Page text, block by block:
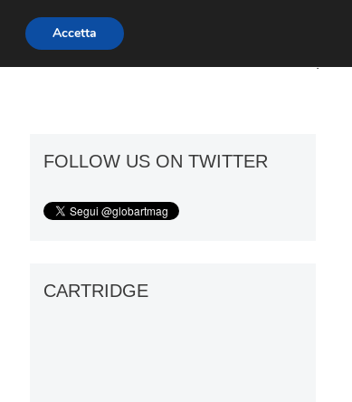
GOSSIP FIERE GALLERIE
FOLLOW US ON TWITTER
CARTRIDGE
Accetta